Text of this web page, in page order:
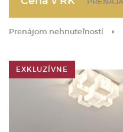
Prenájom nehnuteľností
EXKLUZÍVNE